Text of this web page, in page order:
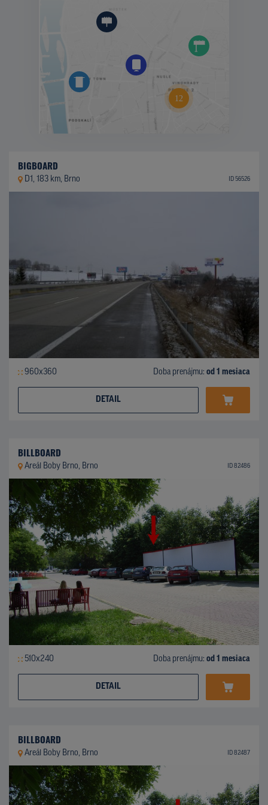
BIGBOARD
D1, 183 km, Brno ID 56526
960x360 Doba prenájmu: od 1 mesiaca
DETAIL
BILLBOARD
Areál Boby Brno, Brno ID 82486
510x240 Doba prenájmu: od 1 mesiaca
DETAIL
BILLBOARD
Areál Boby Brno, Brno ID 82487